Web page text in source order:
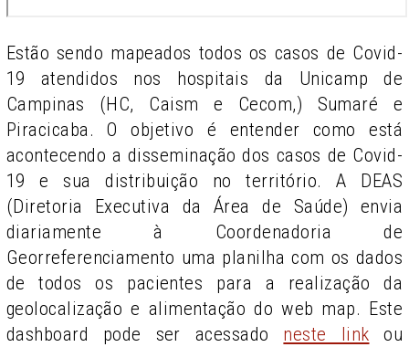
Estão sendo mapeados todos os casos de Covid-
19 atendidos nos hospitais da Unicamp de
Campinas (HC, Caism e Cecom,) Sumaré e
Piracicaba. O objetivo é entender como está
acontecendo a disseminação dos casos de Covid-
19 e sua distribuição no território. A DEAS
(Diretoria Executiva da Área de Saúde) envia
diariamente à Coordenadoria de
Georreferenciamento uma planilha com os dados
de todos os pacientes para a realização da
geolocalização e alimentação do web map. Este
dashboard pode ser acessado neste link ou